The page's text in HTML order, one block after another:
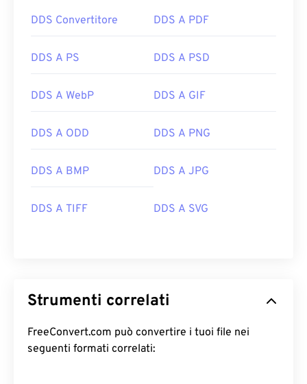
DDS Convertitore DDS A PDF
DDS A PS DDS A PSD
DDS A WebP DDS A GIF
DDS A ODD DDS A PNG
DDS A BMP DDS A JPG
DDS A TIFF DDS A SVG
Strumenti correlati
FreeConvert.com può convertire i tuoi file nei
seguenti formati correlati: